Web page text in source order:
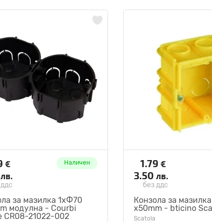
€
лв.
Наличен
за мазилка 1хФ70
модулна - Courbi
CR08-21022-002
1.79€
3.50 лв.
без ддс
Конзола за
x50mm - bticino
Scatola